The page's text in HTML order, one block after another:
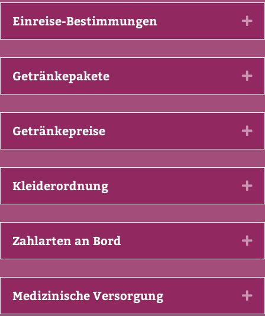
Einreise-Bestimmungen
Getränkepakete
Getränkepreise
Kleiderordnung
Zahlarten an Bord
Medizinische Versorgung